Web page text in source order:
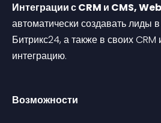
Интеграции с CRM и CMS,
автоматически создавать лиды
Битрикс24, а также в своих
интеграцию.
Возможности